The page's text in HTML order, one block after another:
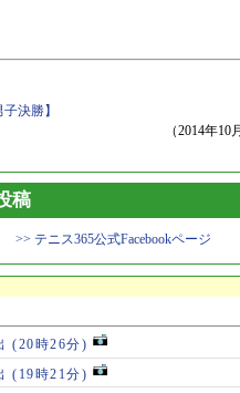
決勝】
（2014年10
稿
>> テニス365公式Facebookページ
(20時26分)
(19時21分)